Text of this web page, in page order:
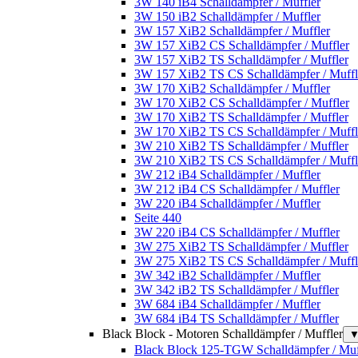
3W 150 iB2 Schalldämpfer / Muffler
3W 157 XiB2 Schalldämpfer / Muffler
3W 157 XiB2 CS Schalldämpfer / Muffler
3W 157 XiB2 TS Schalldämpfer / Muffler
3W 157 XiB2 TS CS Schalldämpfer /
3W 170 XiB2 Schalldämpfer / Muffler
3W 170 XiB2 CS Schalldämpfer / Muffler
3W 170 XiB2 TS Schalldämpfer / Muffler
3W 170 XiB2 TS CS Schalldämpfer /
3W 210 XiB2 TS Schalldämpfer / Muffler
3W 210 XiB2 TS CS Schalldämpfer /
3W 212 iB4 Schalldämpfer / Muffler
3W 212 iB4 CS Schalldämpfer / Muffler
3W 220 iB4 Schalldämpfer / Muffler
Seite 440
3W 220 iB4 CS Schalldämpfer / Muffler
3W 275 XiB2 TS Schalldämpfer / Muffler
3W 275 XiB2 TS CS Schalldämpfer /
3W 342 iB2 Schalldämpfer / Muffler
3W 342 iB2 TS Schalldämpfer / Muffler
3W 684 iB4 Schalldämpfer / Muffler
3W 684 iB4 TS Schalldämpfer / Muffler
Black Block - Motoren Schalldämpfer / Muffler
▼
Black Block 125-TGW Schalldämpfer /